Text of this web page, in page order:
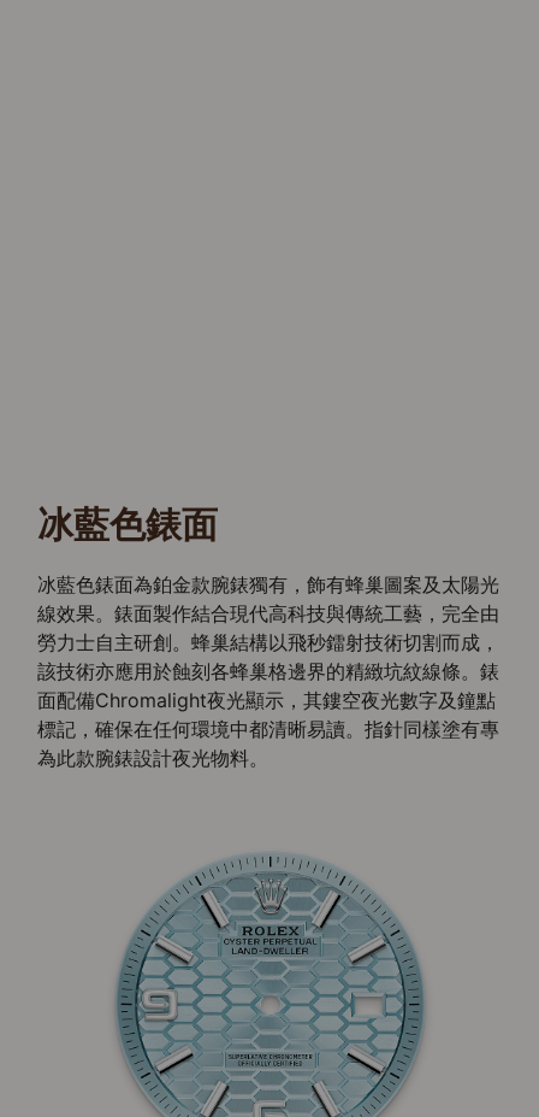
冰藍色錶面
冰藍色錶面為鉑金款腕錶獨有，飾有蜂巢圖案及太陽光
線效果。錶面製作結合現代高科技與傳統工藝，完全由
勞力士自主研創。蜂巢結構以飛秒鐳射技術切割而成，
該技術亦應用於蝕刻各蜂巢格邊界的精緻坑紋線條。錶
面配備Chromalight夜光顯示，其鏤空夜光數字及鐘點
標記，確保在任何環境中都清晰易讀。指針同樣塗有專
為此款腕錶設計夜光物料。